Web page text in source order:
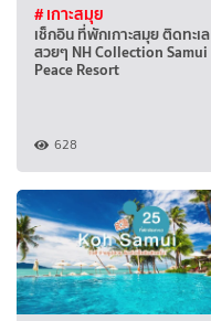
# เกาะสมุย
เช็กอิน ที่พักเกาะสมุย ติดทะเล
สวยๆ NH Collection Samui
Peace Resort
628